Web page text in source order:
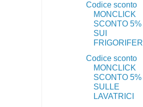
Codice sconto
MONCLICK
SCONTO 5%
SUI
FRIGORIFERI
Codice sconto
MONCLICK
SCONTO 5%
SULLE
LAVATRICI